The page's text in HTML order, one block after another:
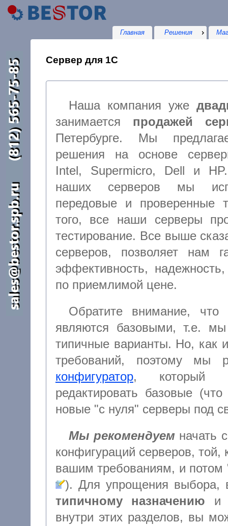
Главная Решения
Сервер для 1С
Наша компания уже
занимается продажей
Петербурге. Мы
решения на основе
Intel, Supermicro, Dell и
наших серверов мы
передовые и проверенные технологии, кроме
того, все наши серверы проходят тщательное предварительное
тестирование. Все выше
серверов, позволяет нам
эффективность,
по приемлимой цене.
Обратите внимание, что
являются базовыми, т.е. мы
типичные варианты. Но, как известно, сколько клиентов, столько и
конфигуратор, который позволяет вам самостоятельно
редактировать базовые (что
новые "с
Мы рекомендуемначать
конфигураций серверов, той, которая наиболее точно соответствует
типичному назначению
внутри этих разделов, вы